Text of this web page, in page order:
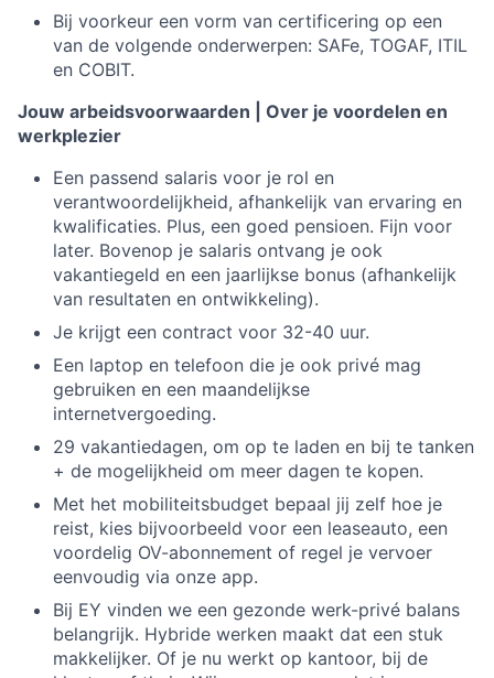
Bij voorkeur een vorm van certificering op een
van de volgende onderwerpen: SAFe, TOGAF, ITIL
en COBIT.
Jouw arbeidsvoorwaarden | Over je voordelen en
werkplezier
Een passend salaris voor je rol en
verantwoordelijkheid, afhankelijk van ervaring en
kwalificaties. Plus, een goed pensioen. Fijn voor
later. Bovenop je salaris ontvang je ook
vakantiegeld en een jaarlijkse bonus (afhankelijk
van resultaten en ontwikkeling).
Je krijgt een contract voor 32-40 uur.
Een laptop en telefoon die je ook privé mag
gebruiken en een maandelijkse
internetvergoeding.
29 vakantiedagen, om op te laden en bij te tanken
+ de mogelijkheid om meer dagen te kopen.
Met het mobiliteitsbudget bepaal jij zelf hoe je
reist, kies bijvoorbeeld voor een leaseauto, een
voordelig OV-abonnement of regel je vervoer
eenvoudig via onze app.
Bij EY vinden we een gezonde werk-privé balans
belangrijk. Hybride werken maakt dat een stuk
makkelijker. Of je nu werkt op kantoor, bij de